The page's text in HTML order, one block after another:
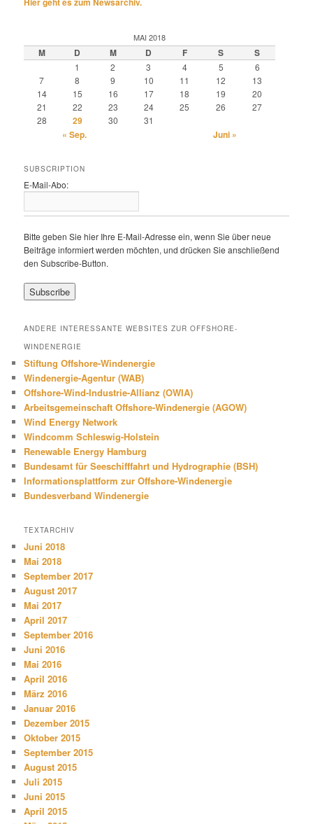
MAI 2018
M D M D F S S
1 2 3 4 5
6
7
8 9 10 11 12
13
14
15 16 17 18 19
20
21
22 23 24 25 26
27
28
29 30 31
« Sep. Juni »
SUBSCRIPTION
E-Mail-Abo:
Bitte geben Sie hier Ihre E-Mail-Adresse ein, wenn Sie über neue
Beiträge informiert werden möchten, und drücken Sie anschließend
den Subscribe-Button.
ANDERE INTERESSANTE WEBSITES ZUR OFFSHORE-
WINDENERGIE
Stiftung Offshore-Windenergie
Windenergie-Agentur (WAB)
Offshore-Wind-Industrie-Allianz (OWIA)
Arbeitsgemeinschaft Offshore-Windenergie (AGOW)
Wind Energy Network
Windcomm Schleswig-Holstein
Renewable Energy Hamburg
Bundesamt für Seeschifffahrt und Hydrographie (BSH)
Informationsplattform zur Offshore-Windenergie
Bundesverband Windenergie
TEXTARCHIV
Juni 2018
Mai 2018
September 2017
August 2017
Mai 2017
April 2017
September 2016
Juni 2016
Mai 2016
April 2016
März 2016
Januar 2016
Dezember 2015
Oktober 2015
September 2015
August 2015
Juli 2015
Juni 2015
April 2015